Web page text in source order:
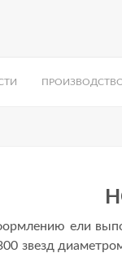
ели
звезд